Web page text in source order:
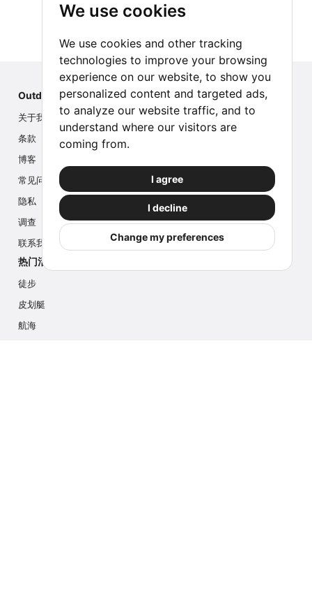
We use cookies
We use cookies and other tracking
technologies to improve your browsing
experience on our website, to show you
personalized content and targeted ads,
to analyze our website traffic, and to
understand where our visitors are
coming from.
I agree
I decline
Change my preferences
Outdoor Index
关于我们
条款
博客
常见问题
隐私
调查
联系我们
热门活动
徒步
皮划艇
航海